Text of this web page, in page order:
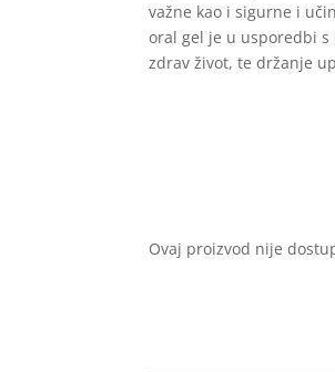
važne kao i sigurne i
oral gel je u usporedbi
zdrav život, te držanje
Ovaj proizvod nije